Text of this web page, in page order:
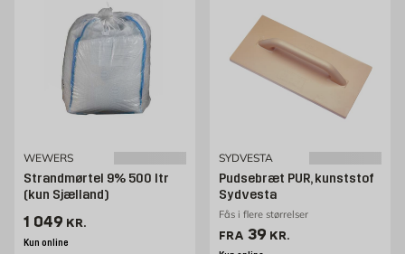
WEWERS
Strandmørtel 9% 500 ltr
(kun Sjælland)
Pris 1049 kr. /stk
1 049 KR.
Kun online
SYDVESTA
Pudsebræt PUR, kunststof
Sydvesta
Fås i flere størrelser
FRA Pris 39 kr. /stk
39 KR.